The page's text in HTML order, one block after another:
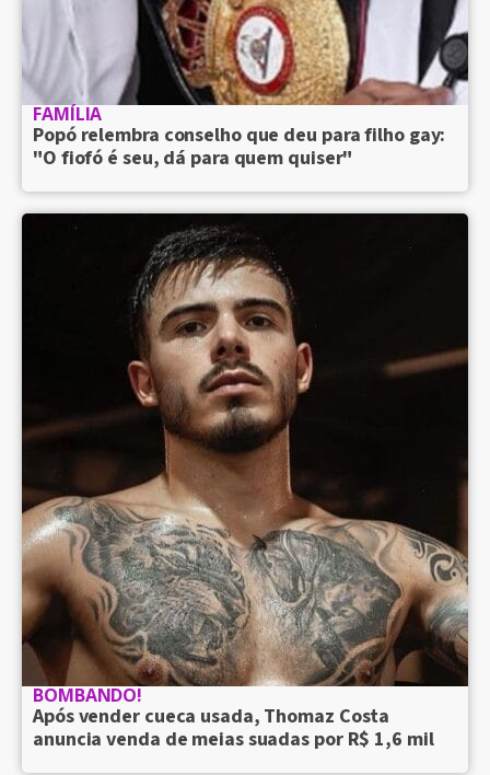
FAMÍLIA
Popó relembra conselho que deu para filho gay:
"O fiofó é seu, dá para quem quiser"
BOMBANDO!
Após vender cueca usada, Thomaz Costa
anuncia venda de meias suadas por R$ 1,6 mil